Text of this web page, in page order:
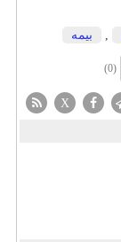
بیمه
(0)
X